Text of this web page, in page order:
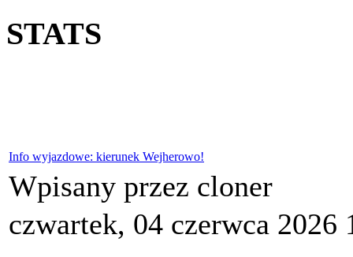
STATS
Info wyjazdowe: kierunek Wejherowo!
Wpisany przez cloner
czwartek, 04 czerwca 2026